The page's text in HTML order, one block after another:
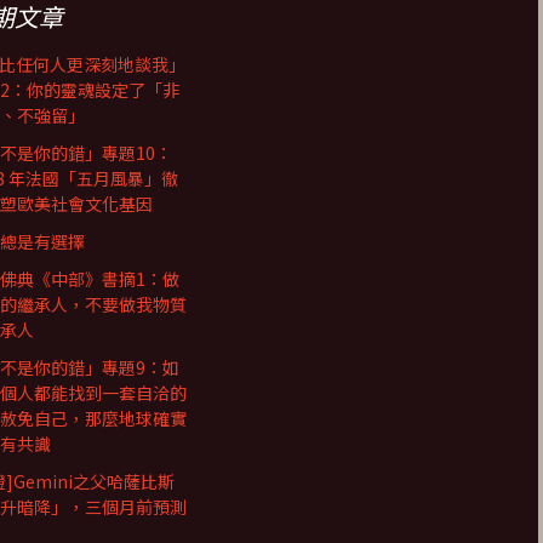
文章
任何人更深刻地談我」
：你的靈魂設定了「非
不強留」
是你的錯」專題10：
年法國「五月風暴」徹
歐美社會文化基因
是有選擇
典《中部》書摘1：做
繼承人，不要做我物質
人
是你的錯」專題9：如
人都能找到一套自洽的
免自己，那麼地球確實
共識
]Gemini之父哈薩比斯
暗降」，三個月前預測